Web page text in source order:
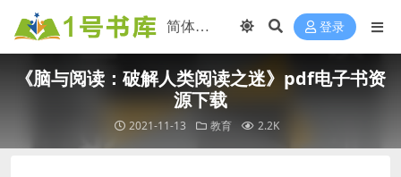
登录
《脑与阅读：破解人类阅读之迷》pdf电子书资
源下载
2021-11-13 教育 2.2K